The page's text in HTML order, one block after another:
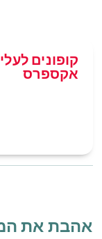
קופונים לעלי
אקספרס
אהבת את